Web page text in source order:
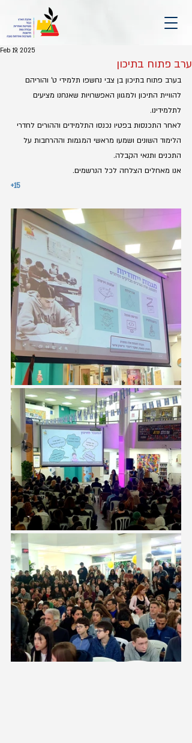
ערב פתוח בתיכון
Feb 19, 2025
בערב פתוח בתיכון בן צבי נחשפו תלמידי ט' והוריהם
להוויית התיכון ולמגוון האפשרויות שאנחנו מציעים
לתלמידינו.
לאחר התכנסות בפטיו נכנסו התלמידים וההורים לחדרי
הלימוד השונים ושמעו מראשי המגמות וההרחבות על
התכנים ותנאי הקבלה.
אנו מאחלים הצלחה לכל הנרשמים.
+15